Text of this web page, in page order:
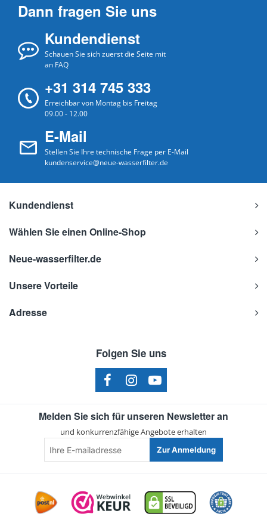
Dann fragen Sie uns
Kundendienst
Schauen Sie sich zuerst die Seite mit
an FAQ
+31 314 745 333
Erreichbar von Montag bis Freitag
09.00 - 12.00
E-Mail
Stellen Sie Ihre technische Frage per E-Mail
kundenservice@neue-wasserfilter.de
Kundendienst
Wählen Sie einen Online-Shop
Neue-wasserfilter.de
Unsere Vorteile
Adresse
Folgen Sie uns
Melden Sie sich für unseren Newsletter an
und konkurrenzfähige Angebote erhalten
E-
mailadresse
Zur Anmeldung